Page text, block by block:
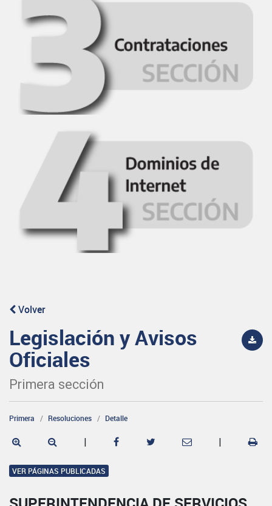
Volver
Legislación y Avisos
Oficiales
Primera sección
Primera Resoluciones Detalle
| |
VER PÁGINAS PUBLICADAS